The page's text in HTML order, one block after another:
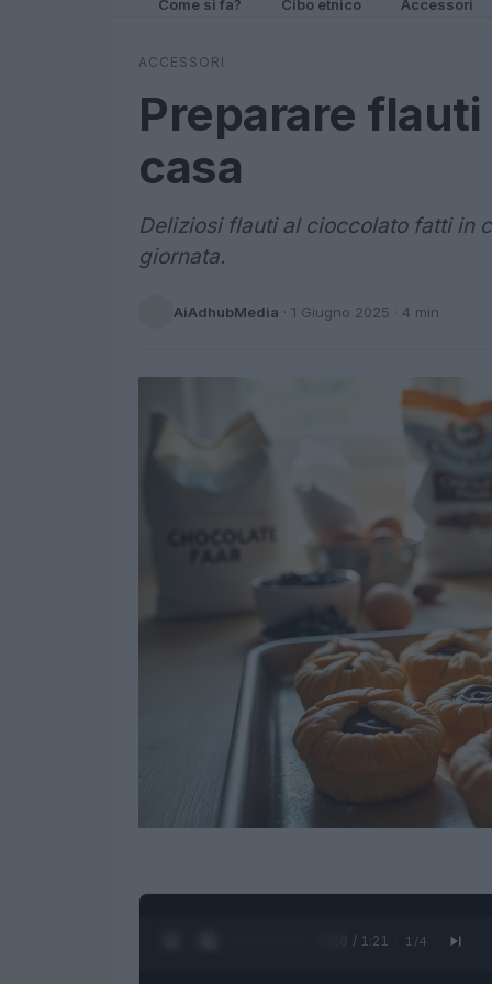
Come si fa? Cibo etnico Accessori
ACCESSORI
Preparare
casa
Deliziosi flauti al cioccolato fatti in
giornata.
AiAdhubMedia · 1 Giugno 2025 · 4 min
0:27 / 1:21 1 /4